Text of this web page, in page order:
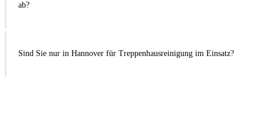
ab?
Sind Sie nur in Hannover für Treppenhausreinigung im Einsatz?